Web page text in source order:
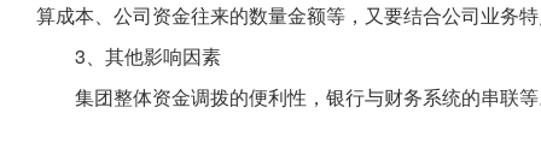
算成本、公司资金往来的数量金额等，又要结合公司业务
3、其他影响因素
集团整体资金调拨的便利性，银行与财务系统的串联